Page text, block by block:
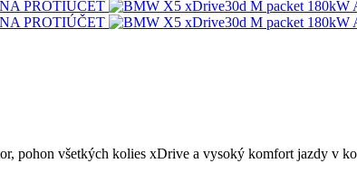
pohon všetkých kolies xDrive a vysoký komfort jazdy v